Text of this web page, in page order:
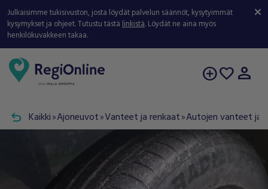
Julkaisimme tukisivuston, josta löydät palvelun säännöt, kysytyimmät
kysymykset ja ohjeet. Tutustu tästälinkistä. Löydät ne aina myös
henkilökuvakkeen takaa.
add_circlefavorite person
undo Kaikki double_arrowAjoneuvot double_arrowVanteet ja renkaat double_arrowAutojen vanteet ja